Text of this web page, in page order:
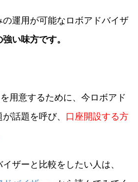
運用が可能なロボアドバイザ
い味方です。
用意するために、今ロボアド
話題を呼び、 口座開設する方
ザーと比較をしたい人は、